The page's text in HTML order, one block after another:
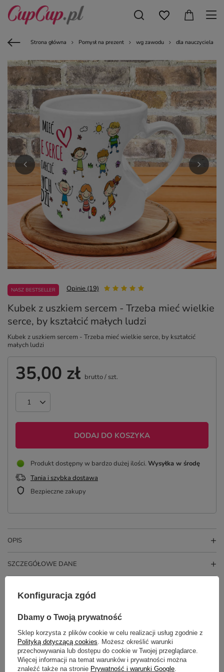
Strona główna Pomysł na prezent wg zawodu dla nauczyciela
NASZ BESTSELLER Opinie (19)
Kubek z uszkiem sercem - Trzeba mieć wielkie
serce, by kształcić małych ludzi
Kubek z uszkiem sercem - Trzeba mieć wielkie serce, by kształcić
małych ludzi
35,00 zł brutto/ szt.
DODAJ DO KOSZYKA
Produkt dostępny w bardzo dużej ilości Wysyłka w środę
Tania i szybka dostawa
Bezpieczne zakupy
OPIS
SZCZEGÓŁOWE DANE
Potrzebujesz pomocy? Masz pytania?
Zadaj pytanie a my odpowiemy
niezwłocznie, najciekawsze pytania i
odpowiedzi publikując dla innych.
ZADAJ PYTANIE
Konfiguracja zgód
Dbamy o Twoją prywatność
Sklep korzysta z plików cookie w celu realizacji usług zgodnie z
Polityką dotyczącą cookies. Możesz określić warunki
przechowywania lub dostępu do cookie w Twojej przeglądarce.
Więcej informacji na temat warunków i prywatności można
znaleźć także na stronie Prywatność i warunki Google.